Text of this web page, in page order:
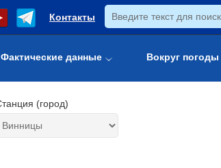
Контакты
Фактические данные Вокруг погоды
(город)